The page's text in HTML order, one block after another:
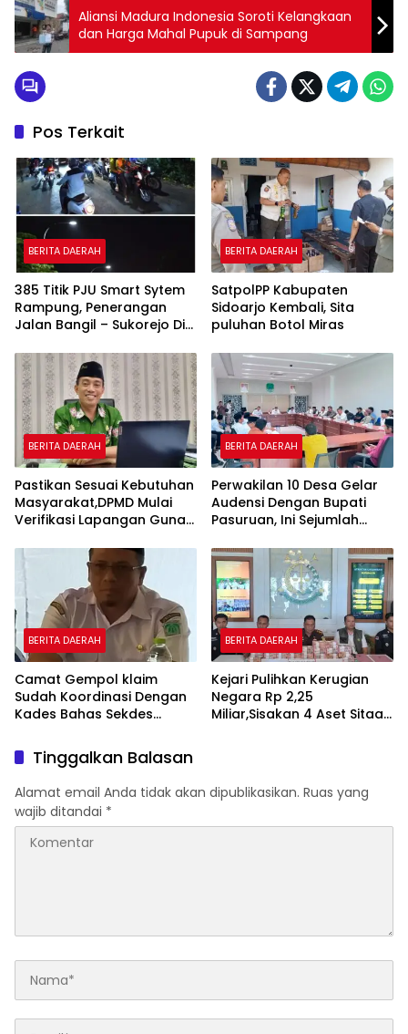
Aliansi Madura Indonesia Soroti Kelangkaan
dan Harga Mahal Pupuk di Sampang
Pos Terkait
BERITA DAERAH
385 Titik PJU Smart Sytem
Rampung, Penerangan
Jalan Bangil – Sukorejo Di
BERITA DAERAH
SatpolPP Kabupaten
Sidoarjo Kembali, Sita
puluhan Botol Miras
BERITA DAERAH
Pastikan Sesuai Kebutuhan
Masyarakat,DPMD Mulai
Verifikasi Lapangan Guna
BERITA DAERAH
Perwakilan 10 Desa Gelar
Audensi Dengan Bupati
Pasuruan, Ini Sejumlah
BERITA DAERAH
Camat Gempol klaim
Sudah Koordinasi Dengan
Kades Bahas Sekdes
Pentingnya
BERITA DAERAH
Kejari Pulihkan Kerugian
Negara Rp 2,25
Miliar,Sisakan 4 Aset Sitaan
Tinggalkan Balasan
Alamat email Anda tidak akan dipublikasikan. Ruas yang
wajib ditandai *